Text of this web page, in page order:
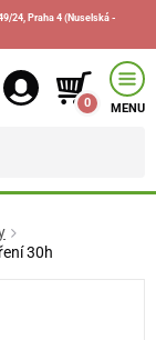
24, Praha 4 (Nuselská -
0 MENU
30h